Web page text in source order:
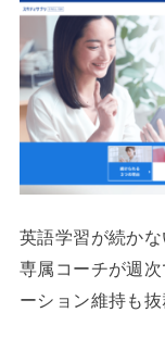
英語学習が続か
専属コーチが週
ーション維持も抜